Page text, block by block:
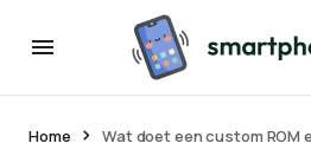
Home Wat doet een custom ROM